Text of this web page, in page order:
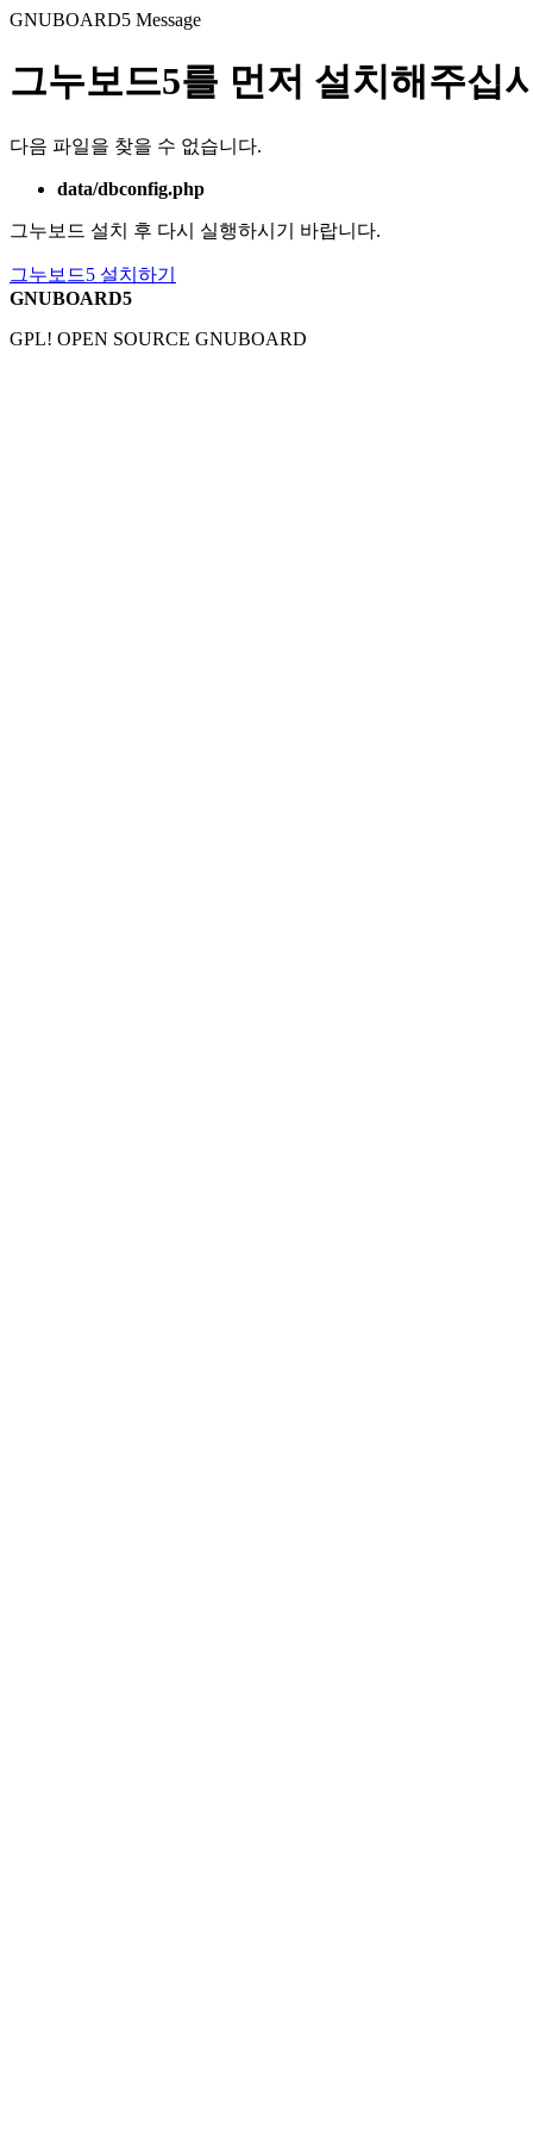
GNUBOARD5 Message
그누보드5를 먼저 설치해주십
다음 파일을 찾을 수 없습니다.
data/dbconfig.php
그누보드 설치 후 다시 실행하시기 바랍니다.
그누보드5 설치하기
GNUBOARD5
GPL! OPEN SOURCE GNUBOARD